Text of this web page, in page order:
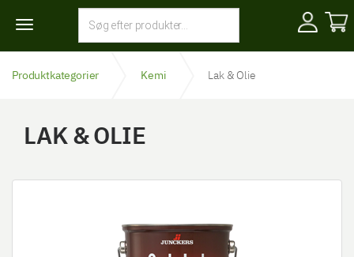
Toggle
navigation
Produktkategorier Kemi Lak & Olie
LAK & OLIE